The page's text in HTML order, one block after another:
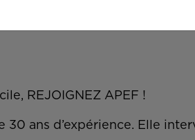
REJOIGNEZ APEF !
ans d’expérience. Elle